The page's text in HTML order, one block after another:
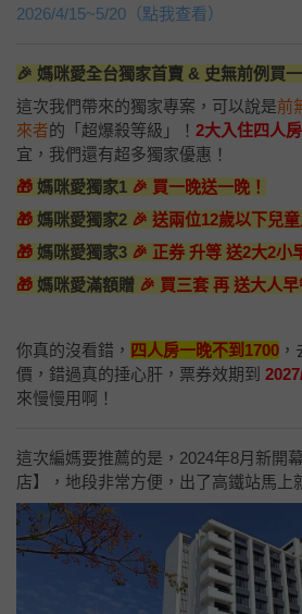
2026/4/15~5/20（點我查看）
🎉 媽咪愛全台獨家首賣 & 史無前例買
這次我們帶來的獨家專案，可以說是前
來者的「超爆殺等級」！ 2大入住四人
宜，我們還有超多獨家優惠！
🎁 媽咪愛獨家1 🎉 買一晚送一晚！
🎁 媽咪愛獨家2 🎉 送兩位12歲以下兒
🎁 媽咪愛獨家3 🎉 正券 升等 送2大2小
🎁 媽咪愛滿額贈 🎉 買三套 再 送大人
你真的沒看錯， 四人房一晚不到1700
價，錯過真的捶心肝，票券效期到
來慢慢用啊！
這次編媽要推薦的是，2024年8月新開
店】，地段非常方便，出了高鐵站馬上